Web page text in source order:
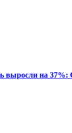
на 37%: